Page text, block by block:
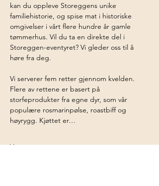
kan du oppleve Storeggens unike
familiehistorie, og spise mat i historiske
omgivelser i vårt flere hundre år gamle
tømmerhus. Vil du ta en direkte del i
Storeggen-eventyret? Vi gleder oss til å
høre fra deg.
Vi serverer fem retter gjennom kvelden.
Flere av rettene er basert på
storfeprodukter fra egne dyr, som vår
populære rosmarinpølse, roastbiff og
høyrygg. Kjøttet er…
Vis mer